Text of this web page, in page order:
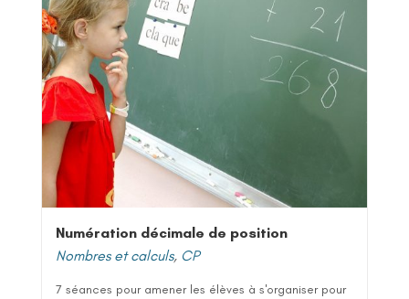
Numération décimale de position
Nombres et calculs, CP
7 séances pour amener les élèves à s'organiser pour